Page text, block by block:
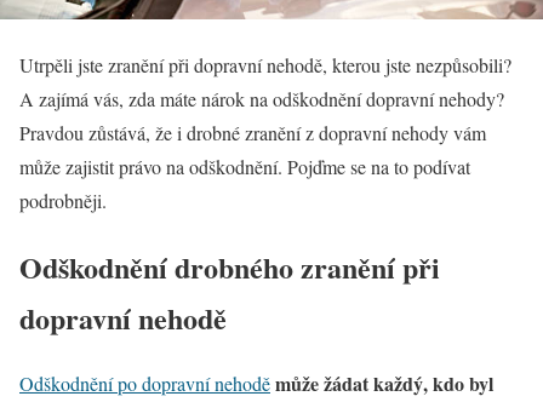
Utrpěli jste zranění při dopravní nehodě, kterou jste nezpůsobili?
A zajímá vás, zda máte nárok na odškodnění dopravní nehody?
Pravdou zůstává, že i drobné zranění z dopravní nehody vám
může zajistit právo na odškodnění. Pojďme se na to podívat
podrobněji.
Odškodnění drobného zranění při
dopravní nehodě
Odškodnění po dopravní nehoděmůže žádat každý, kdo byl